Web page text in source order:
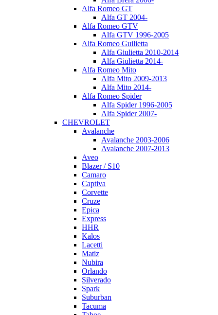
Alfa Romeo GT
Alfa GT 2004-
Alfa Romeo GTV
Alfa GTV 1996-2005
Alfa Romeo Guilietta
Alfa Giulietta 2010-2014
Alfa Giulietta 2014-
Alfa Romeo Mito
Alfa Mito 2009-2013
Alfa Mito 2014-
Alfa Romeo Spider
Alfa Spider 1996-2005
Alfa Spider 2007-
CHEVROLET
Avalanche
Avalanche 2003-2006
Avalanche 2007-2013
Aveo
Blazer / S10
Camaro
Captiva
Corvette
Cruze
Epica
Express
HHR
Kalos
Lacetti
Matiz
Nubira
Orlando
Silverado
Spark
Suburban
Tacuma